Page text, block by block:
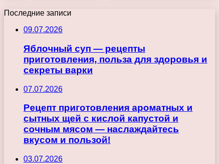
Последние записи
09.07.2026
Яблочный суп — рецепты
приготовления, польза для здоровья и
секреты варки
07.07.2026
Рецепт приготовления ароматных и
сытных щей с кислой капустой и
сочным мясом — наслаждайтесь
вкусом и пользой!
03.07.2026